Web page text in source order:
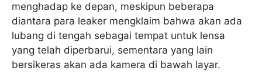
menghadap ke depan, meskipun beberapa
diantara para leaker mengklaim bahwa akan ada
lubang di tengah sebagai tempat untuk lensa
yang telah diperbarui, sementara yang lain
bersikeras akan ada kamera di bawah layar.